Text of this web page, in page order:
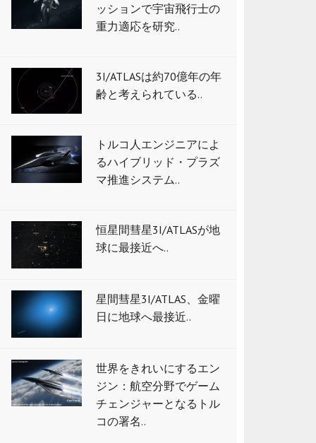
ッションで宇宙飛行士の
重力適応を研究..
3I/ATLASは約70億年の年
齢と考えられている..
トルコ人エンジニアによ
るハイブリッド・プラズ
マ推進システム..
恒星間彗星3I/ATLASが地
球に最接近へ..
星間彗星3I/ATLAS、金曜
日に地球へ最接近..
世界をきれいにするエン
ジン：航空分野でゲーム
チェンジャーとなるトル
コの署名..